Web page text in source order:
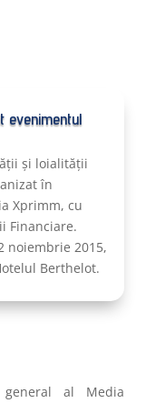
evenimentul
și loialității
în
Xprimm, cu
Financiare.
noiembrie 2015,
Berthelot.
general al Media